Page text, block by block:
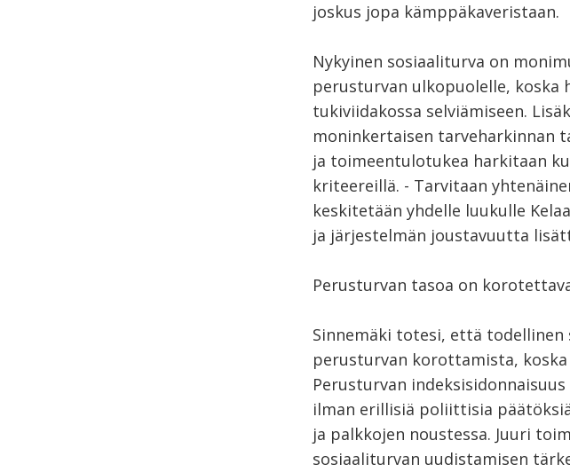
joskus jopa kämppäkaveristaan.
Nykyinen sosiaaliturva on
perusturvan ulkopuolelle, koska
tukiviidakossa selviämiseen.
moninkertaisen tarveharkinnan
ja toimeentulotukea harkitaan
kriteereillä. - Tarvitaan
keskitetään yhdelle luukulle
ja järjestelmän joustavuutta
Perusturvan tasoa on
Sinnemäki totesi, että
perusturvan korottamista,
Perusturvan
ilman erillisiä poliittisia
ja palkkojen noustessa. Juuri
sosiaaliturvan uudistamisen